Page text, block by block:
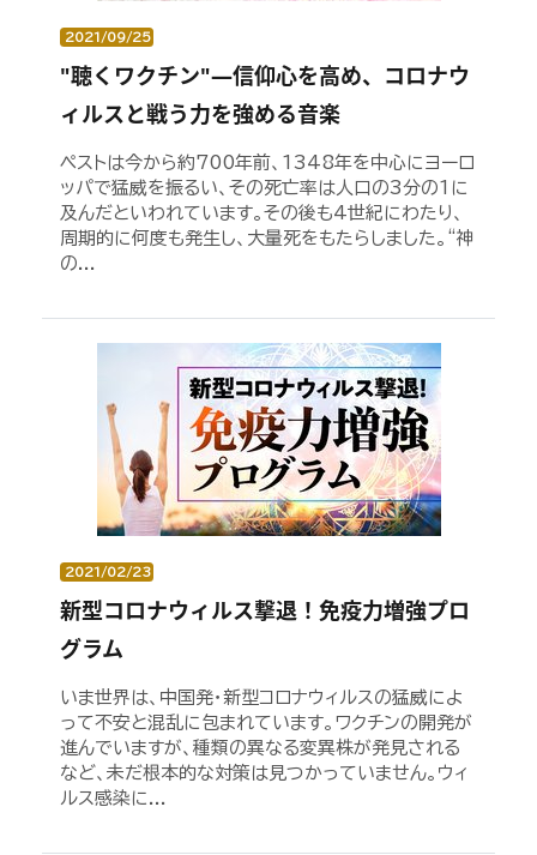
2021/09/25
"聴くワクチン"―信仰心を高め、コロナウ
ィルスと戦う力を強める音楽
ペストは今から約700年前、1348年を中心にヨーロ
ッパで猛威を振るい、その死亡率は人口の3分の1に
及んだといわれています。その後も4世紀にわたり、
周期的に何度も発生し、大量死をもたらしました。“神
の...
2021/02/23
新型コロナウィルス撃退！免疫力増強プロ
グラム
いま世界は、中国発・新型コロナウィルスの猛威によ
って不安と混乱に包まれています。ワクチンの開発が
進んでいますが、種類の異なる変異株が発見される
など、未だ根本的な対策は見つかっていません。ウィ
ルス感染に...